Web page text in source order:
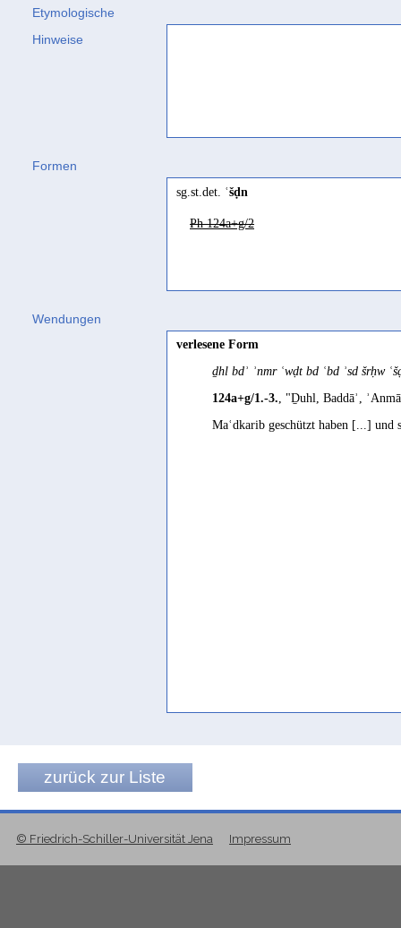
Etymologische
Hinweise
Formen
sg.st.det. ʿšḍn
Ph 124a+g/2
Wendungen
verlesene Form
ḏhl bdʾ ʾnmr ʿwḍt bd ʿbd ʾsd šrḥw
124a+g/1.-3., "Ḏuhl, Baddāʾ,
Maʿdkarib geschützt haben [...] und
zurück zur Liste
© Friedrich-Schiller-Universität Jena Impressum